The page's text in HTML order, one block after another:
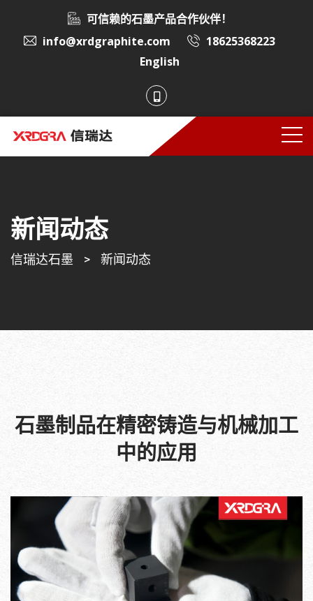
可信赖的石墨产品合作伙伴！
info@xrdgraphite.com
18625368223
English
新闻动态
信瑞达石墨 > 新闻动态
石墨制品在精密铸造与机械加工
中的应用